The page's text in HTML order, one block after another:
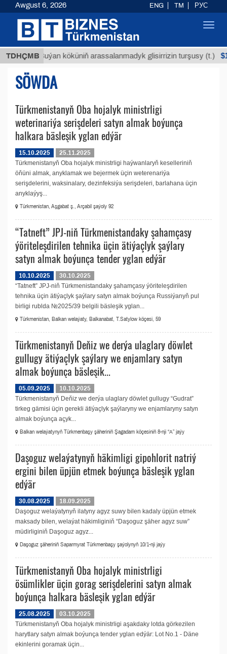
TDHÇMBBuýan köküniň arassalanmadyk glisirrizin turşusy (t.)
SÖWDA
Türkmenistanyň Oba hojalyk ministrligi
weterinariýa serişdeleri satyn almak boýunça
halkara bäsleşik yglan edýär
15.10.2025
25.11.2025
Türkmenistanyň Oba hojalyk ministrligi haýwanlaryň keselleriniň
öňüni almak, anyklamak we bejermek üçin weterenariýa
serişdelerini, waksinalary, dezinfeksiýa serişdeleri, barlahana üçin
anyklaýyş...
Türkmenistan, Aşgabat ş., Arçabil şaýoly 92
“Tatneft” JPJ-niň Türkmenistandaky şahamçasy
ýöriteleşdirilen tehnika üçin ätiýaçlyk şaýlary
satyn almak boýunça tender yglan edýär
10.10.2025
30.10.2025
“Tatneft” JPJ-niň Türkmenistandaky şahamçasy ýöriteleşdirilen
tehnika üçin ätiýaçlyk şaýlary satyn almak boýunça Russiýanyň pul
birligi rublda №2025/39 belgili bäsleşik yglan...
Türkmenistan, Balkan welaýaty, Balkanabat, T.Satylow köçesi, 59
Türkmenistanyň Deňiz we derýa ulaglary döwlet
gullugy ätiýaçlyk şaýlary we enjamlary satyn
almak boýunça bäsleşik...
05.09.2025
10.10.2025
Türkmenistanyň Deňiz we derýa ulaglary döwlet gullugy “Gudrat”
tirkeg gämisi üçin gerekli ätiýaçlyk şaýlaryny we enjamlaryny satyn
almak boýunça açyk...
Balkan welaýatynyň Türkmenbaşy şäheriniň Şagadam köçesiniň 8-nji “А” jaýy
Daşoguz welaýatynyň häkimligi gipohlorit natriý
ergini bilen üpjün etmek boýunça bäsleşik yglan
edýär
30.08.2025
18.09.2025
Daşoguz welaýatynyň ilatyny agyz suwy bilen kadaly üpjün etmek
maksady bilen, welaýat häkimliginiň “Daşoguz şäher agyz suw”
müdirliginiň Daşoguz agyz...
Daşoguz şäheriniň Saparmyrat Türkmenbaşy şaýolynyň 10/1-nji jaýy
Türkmenistanyň Oba hojalyk ministrligi
ösümlikler üçin gorag serişdelerini satyn almak
boýunça halkara bäsleşik yglan edýär
25.08.2025
03.10.2025
Türkmenistanyň Oba hojalyk ministrligi aşakdaky lotda görkezilen
harytlary satyn almak boýunça tender yglan edýär: Lot No.1 - Däne
ekinlerini goramak üçin...
Awgust 6, 2026 ENG TM РУС